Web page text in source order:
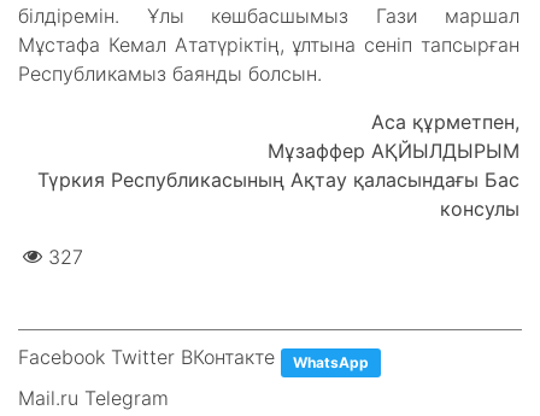
білдіремін. Ұлы көшбасшымыз Гази маршал
Мұстафа Кемал Ататүріктің, ұлтына сеніп тапсырған
Республикамыз баянды болсын.
Аса құрметпен,
Мұзаффер АҚЙЫЛДЫРЫМ
Түркия Республикасының Ақтау қаласындағы Бас
консулы
327
Facebook Twitter ВКонтакте WhatsApp
Mail.ru Telegram